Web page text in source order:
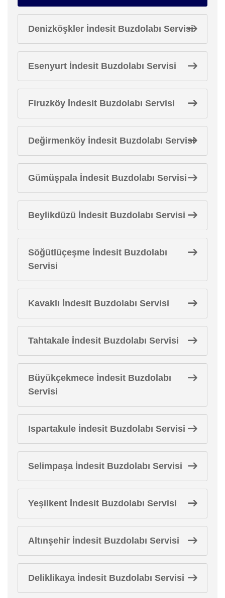
Denizköşkler İndesit Buzdolabı Servisi
Esenyurt İndesit Buzdolabı Servisi
Firuzköy İndesit Buzdolabı Servisi
Değirmenköy İndesit Buzdolabı Servisi
Gümüşpala İndesit Buzdolabı Servisi
Beylikdüzü İndesit Buzdolabı Servisi
Söğütlüçeşme İndesit Buzdolabı
Servisi
Kavaklı İndesit Buzdolabı Servisi
Tahtakale İndesit Buzdolabı Servisi
Büyükçekmece İndesit Buzdolabı
Servisi
Ispartakule İndesit Buzdolabı Servisi
Selimpaşa İndesit Buzdolabı Servisi
Yeşilkent İndesit Buzdolabı Servisi
Altınşehir İndesit Buzdolabı Servisi
Deliklikaya İndesit Buzdolabı Servisi